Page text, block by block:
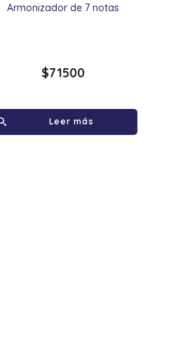
Armonizador de 7 notas
$71500
Leer más